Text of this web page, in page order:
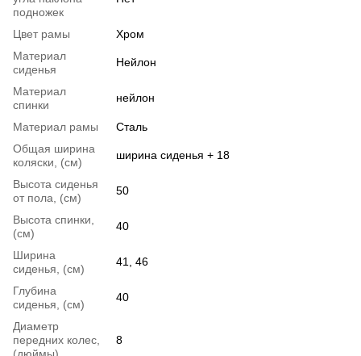
подножек
Цвет рамы
Хром
Материал
сиденья
Нейлон
Материал
спинки
нейлон
Материал рамы
Сталь
Общая ширина
коляски, (см)
ширина сиденья + 18
Высота сиденья
от пола, (см)
50
Высота спинки,
(см)
40
Ширина
сиденья, (см)
41, 46
Глубина
сиденья, (см)
40
Диаметр
передних колес,
8